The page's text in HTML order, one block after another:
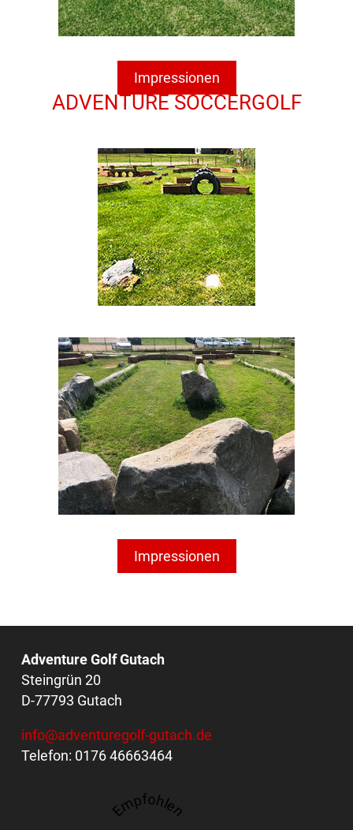
Impressionen
ADVENTURE SOCCERGOLF
Impressionen
Adventure Golf Gutach
Steingrün 20
D-77793 Gutach
info@adventuregolf-gutach.de
Telefon: 0176 46663464
Empfohlen